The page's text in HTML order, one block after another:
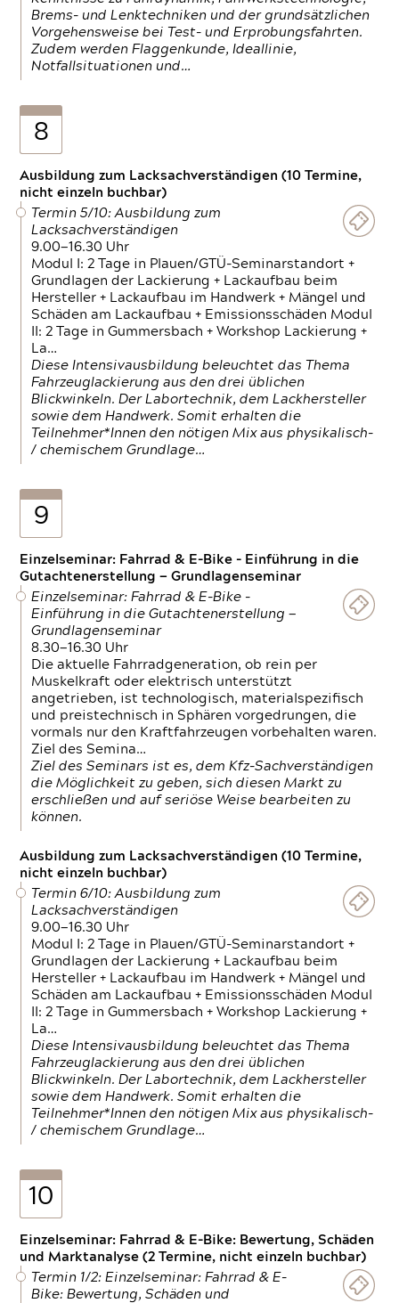
Brems- und Lenktechniken und der grundsätzlichen
Vorgehensweise bei Test- und Erprobungsfahrten.
Zudem werden Flaggenkunde, Ideallinie,
Notfallsituationen und…
8
Ausbildung zum Lacksachverständigen (10 Termine,
nicht einzeln buchbar)
Termin 5/10: Ausbildung zum
Lacksachverständigen
9.00—16.30 Uhr
Modul I: 2 Tage in Plauen/GTÜ-Seminarstandort +
Grundlagen der Lackierung + Lackaufbau beim
Hersteller + Lackaufbau im Handwerk + Mängel und
Schäden am Lackaufbau + Emissionsschäden Modul
II: 2 Tage in Gummersbach + Workshop Lackierung +
La…
Diese Intensivausbildung beleuchtet das Thema
Fahrzeuglackierung aus den drei üblichen
Blickwinkeln. Der Labortechnik, dem Lackhersteller
sowie dem Handwerk. Somit erhalten die
Teilnehmer*Innen den nötigen Mix aus physikalisch-
/ chemischem Grundlage…
9
Einzelseminar: Fahrrad & E-Bike - Einführung in die
Gutachtenerstellung — Grundlagenseminar
Einzelseminar: Fahrrad & E-Bike -
Einführung in die Gutachtenerstellung —
Grundlagenseminar
8.30—16.30 Uhr
Die aktuelle Fahrradgeneration, ob rein per
Muskelkraft oder elektrisch unterstützt
angetrieben, ist technologisch, materialspezifisch
und preistechnisch in Sphären vorgedrungen, die
vormals nur den Kraftfahrzeugen vorbehalten waren.
Ziel des Semina…
Ziel des Seminars ist es, dem Kfz-Sachverständigen
die Möglichkeit zu geben, sich diesen Markt zu
erschließen und auf seriöse Weise bearbeiten zu
können.
Ausbildung zum Lacksachverständigen (10 Termine,
nicht einzeln buchbar)
Termin 6/10: Ausbildung zum
Lacksachverständigen
9.00—16.30 Uhr
Modul I: 2 Tage in Plauen/GTÜ-Seminarstandort +
Grundlagen der Lackierung + Lackaufbau beim
Hersteller + Lackaufbau im Handwerk + Mängel und
Schäden am Lackaufbau + Emissionsschäden Modul
II: 2 Tage in Gummersbach + Workshop Lackierung +
La…
Diese Intensivausbildung beleuchtet das Thema
Fahrzeuglackierung aus den drei üblichen
Blickwinkeln. Der Labortechnik, dem Lackhersteller
sowie dem Handwerk. Somit erhalten die
Teilnehmer*Innen den nötigen Mix aus physikalisch-
/ chemischem Grundlage…
10
Einzelseminar: Fahrrad & E-Bike: Bewertung, Schäden
und Marktanalyse (2 Termine, nicht einzeln buchbar)
Termin 1/2: Einzelseminar: Fahrrad & E-
Bike: Bewertung, Schäden und